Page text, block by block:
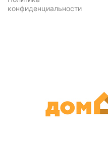
конфиденциальности